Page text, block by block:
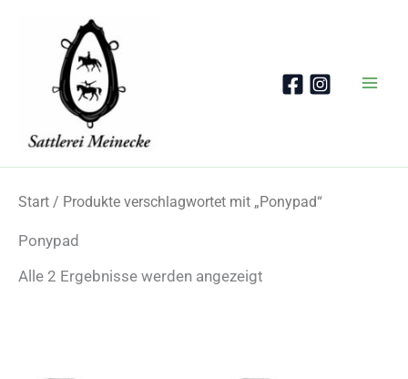
Start / Produkte verschlagwortet mit „Ponypad“
Ponypad
Alle 2 Ergebnisse werden angezeigt